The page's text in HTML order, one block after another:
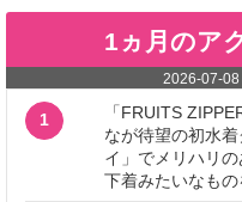
1ヵ月のア
2026-07-08
1
「FRUITS
なが待望の初水
イ」でメリハリ
下着みたいなもの